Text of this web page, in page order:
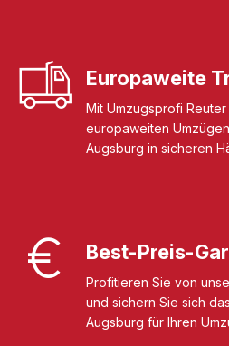
Europaweite
Mit Umzugsprofi
europaweiten
Augsburg in sicheren
Best-Preis-
Profitieren Sie von
und sichern Sie sich
Augsburg für Ihren